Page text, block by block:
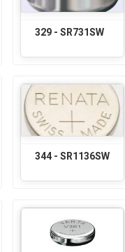
329 - SR731SW
344 - SR1136SW